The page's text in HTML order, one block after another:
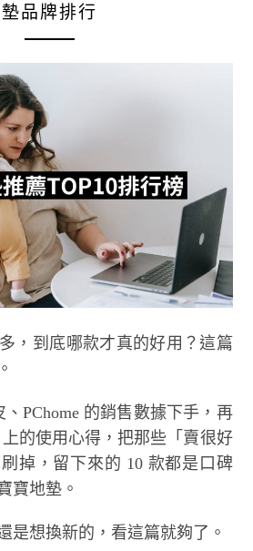
墊品牌排行
，到底哪款才真的好用？這篇
PChome 的銷售數據下手，再
上的使用心得，把那些「賣很好
掉，留下來的 10 款都是口碑
寶地墊。
是想換新的，看這篇就夠了。